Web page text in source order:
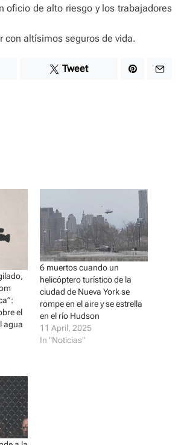
oficio de alto riesgo y los trabajadores
con altísimos seguros de vida.
Tweet
el
agua
6 muertos cuando un
helicóptero turístico de la
ciudad de Nueva York se
rompe en el aire y se estrella
en el río Hudson
11 April, 2025
In "Noticias"